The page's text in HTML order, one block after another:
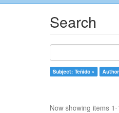
Search
Subject: Teñido ×
Now showing items 1-